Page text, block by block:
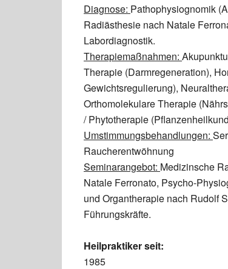
Diagnose: Pathophysiognomik
Radiästhesie nach Natale
Labordiagnostik.
Therapiemaßnahmen:
Therapie (Darmregeneration),
Gewichtsregulierung),
Orthomolekulare Therapie
/ Phytotherapie
Umstimmungsbehandlungen:
Raucherentwöhnung
Seminarangebot: Medizinsche
Natale Ferronato, Psycho-
und Organtherapie nach Rudolf
Führungskräfte.
Heilpraktiker seit:
1985